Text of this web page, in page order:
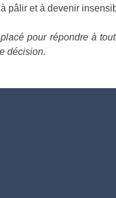
pâlir et à devenir
pour répondre à
décision.